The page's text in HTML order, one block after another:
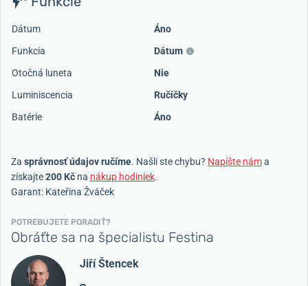
Dátum
Áno
Funkcia
Dátum
Otočná luneta
Nie
Luminiscencia
Ručičky
Batérie
Áno
Za správnosť údajov ručíme. Našli ste chybu? Napíšte náma
získajte200 Kč na nákup hodiniek.
Garant: Kateřina Žváček
POTREBUJETE PORADIŤ?
Obráťte sa na špecialistu Festina
Jiří Štencek